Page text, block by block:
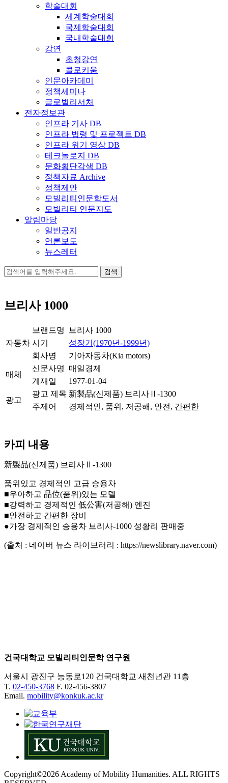
학술대회
세계학술대회
국제학술대회
국내학술대회
강연
초청강연
콜로키움
인문아카데미
정책세미나
글로벌리서처
전자정보관
인프라 기사 DB
인프라 법령 및 프로젝트 DB
인프라 위기 영상 DB
테크놀로지 DB
문화횡단각색 DB
정책자료 Archive
정책제안
모빌리티인문학도서
모빌리티 인문지도
알림마당
일반공지
언론보도
뉴스레터
검
브리사 1000
자동차
브랜드명
브리사 1000
시기
성장기(1970년-1999년)
회사명
기아자동차(Kia motors)
매체
신문사명
매일경제
게재일
1977-01-04
광고
광고 제목 新製品(신제품) 브리사Ⅱ-1300
주제어
경제적인, 품위, 저공해, 안전, 간편한
카피 내용
新製品(신제품) 브리사Ⅱ-1300
품위있고 경제적인 고급 승용차
■우아하고 品位(품위)있는 모델
■강력하고 경제적인 低公害(저공해) 엔진
■안전하고 간편한 장비
●가장 경제적인 승용차 브리사-1000 성황리 판매중
(출처 : 네이버 뉴스 라이브러리 : https://newslibrary.naver.com)
건국대학교 모빌리티인문학 연구원
서울시 광진구 능동로120 건국대학교 새천년관 11층
T. 02-450-3768 F. 02-456-3807
Email. mobility@konkuk.ac.kr
Copyright©2026 Academy of Mobility Humanities. ALL RIGHTS